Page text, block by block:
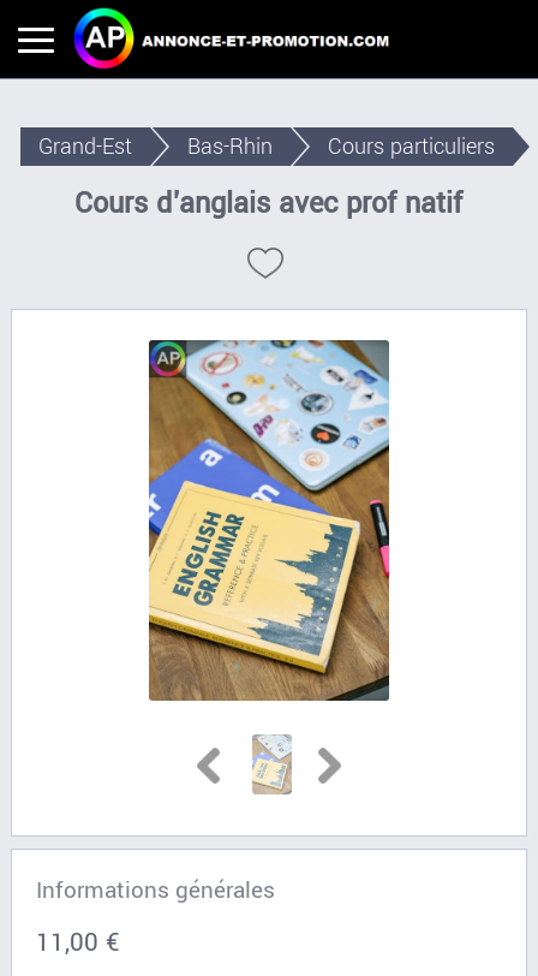
Grand-Est Bas-Rhin Cours particuliers
Cours d'anglais avec prof natif
Informations générales
11,00 €